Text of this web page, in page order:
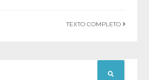
TEXTO COMPLETO